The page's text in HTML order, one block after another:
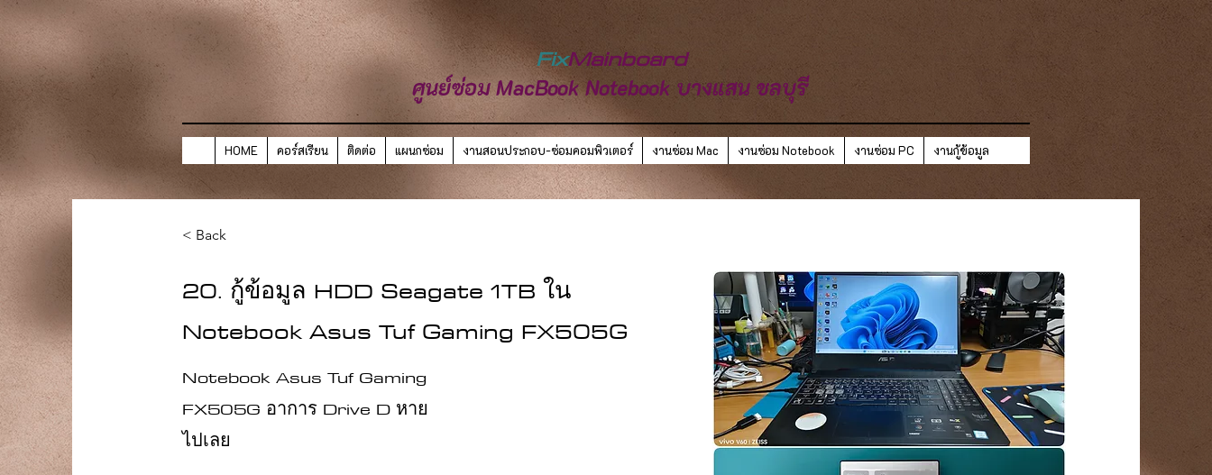
FixMainboard
ศูนย์ซ่อม MacBook Notebook บางแสน ชลบุรี
HOME คอร์สเรียน ติดต่อ แผนกซ่อม งานสอนประกอบ-ซ่อมคอมพิวเตอร์ งานซ่อม Mac งานซ่อม Notebook งานซ่อม PC งานกู้ข้อมูล
< Back
20. กู้ข้อมูล HDD Seagate 1TB ใน
Notebook Asus Tuf Gaming FX505G
Notebook Asus Tuf Gaming
FX505G อาการ Drive D หาย
ไปเลย